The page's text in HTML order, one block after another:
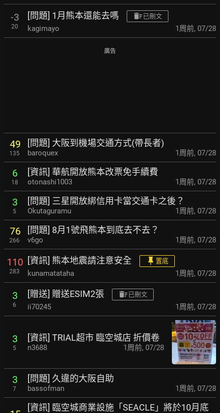
-3
20
[問題] 1月熊本還能去嗎 已刪文
kagimayo 1周前, 07/28
廣告
49
135
[問題] 大阪到機場交通方式(帶長者)
baroquex 1周前, 07/28
6
18
[資訊] 華航開放熊本改票免手續費
otonashi1003 1周前, 07/28
3
5
[問題] 三星開放綁信用卡當交通卡之後？
Okutaguramu 1周前, 07/28
76
266
[問題] 8月1號飛熊本到底去不去？
v6go 1周前, 07/28
110
283
[資訊] 熊本地震請注意安全 置底
kunamatataha 1周前, 07/28
3
6
[贈送] 贈送ESIM2張 已刪文
ii70245 1周前, 07/28
3
5
[資訊] TRIAL超市 臨空城店 折價卷
n3688 1周前, 07/28
3
7
[問題] 久違的大阪自助
bassofman 1周前, 07/28
[資訊] 臨空城商業設施「SEACLE」將於10月底